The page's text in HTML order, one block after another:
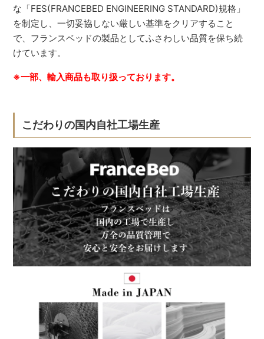
な「FES(FRANCEBED ENGINEERING STANDARD)規格」
を制定し、一切妥協しない厳しい基準をクリアすること
で、フランスベッドの製品としてふさわしい品質を保ち続
けています。
※一部、輸入商品も取り扱っております。
こだわりの国内自社工場生産